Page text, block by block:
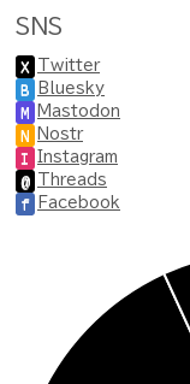
SNS
X Twitter
B Bluesky
M Mastodon
N Nostr
I Instagram
@ Threads
f Facebook